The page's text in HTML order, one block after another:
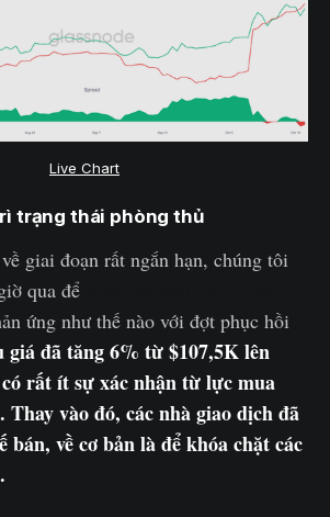
Live Chart
trạng thái phòng thủ
giai đoạn rất ngắn hạn, chúng tôi
qua để
ứng như thế nào với đợt phục hồi
giá đã tăng 6% từ $107,5K lên
rất ít sự xác nhận từ lực mua
Thay vào đó, các nhà giao dịch đã
bán, về cơ bản là để khóa chặt các